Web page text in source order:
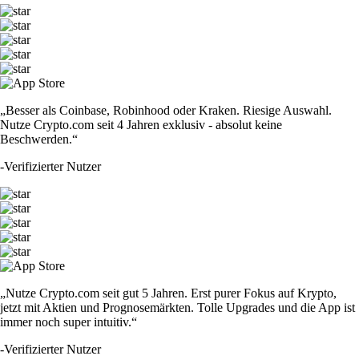
„Besser als Coinbase, Robinhood oder Kraken. Riesige Auswahl.
Nutze Crypto.com seit 4 Jahren exklusiv - absolut keine
Beschwerden.“
-Verifizierter Nutzer
„Nutze Crypto.com seit gut 5 Jahren. Erst purer Fokus auf Krypto,
jetzt mit Aktien und Prognosemärkten. Tolle Upgrades und die App ist
immer noch super intuitiv.“
-Verifizierter Nutzer